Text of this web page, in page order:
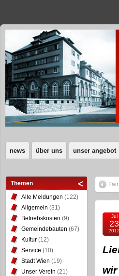
news über uns unser angebot
Themen
Alle Meldungen (122)
Allgemein (31)
Betriebskosten (9)
Gemeindebauten (67)
Kultur (12)
Service (10)
Stadt Wien (19)
Unser Verein (21)
Jul
23
2012